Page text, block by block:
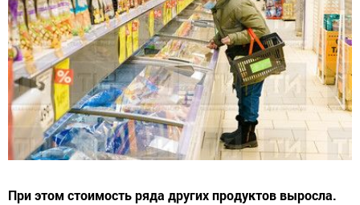
При этом стоимость ряда других продуктов выросла.